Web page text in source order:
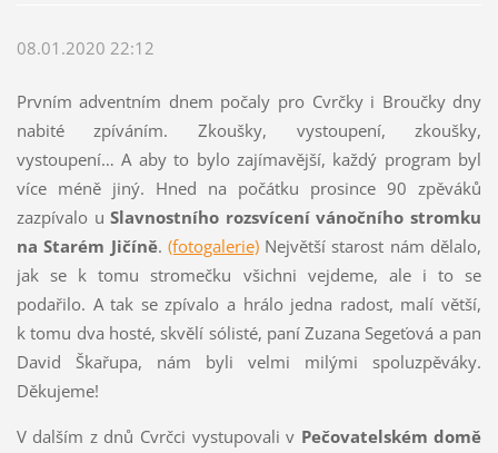
08.01.2020 22:12
Prvním adventním dnem počaly pro Cvrčky i Broučky dny
nabité zpíváním. Zkoušky, vystoupení, zkoušky,
vystoupení… A aby to bylo zajímavější, každý program byl
více méně jiný. Hned na počátku prosince 90 zpěváků
zazpívalo uSlavnostního rozsvícení vánočního stromku
na Starém Jičíně. (fotogalerie)Největší starost nám dělalo,
jak se k tomu stromečku všichni vejdeme, ale i to se
podařilo. A tak se zpívalo a hrálo jedna radost, malí větší,
k tomu dva hosté, skvělí sólisté, paní Zuzana Segeťová a pan
David Škařupa, nám byli velmi milými spoluzpěváky.
Děkujeme!
V dalším z dnů Cvrčci vystupovali v Pečovatelském domě